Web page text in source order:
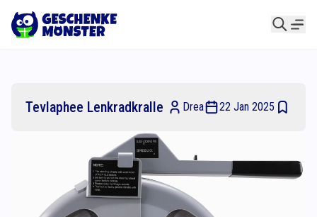
Tevlaphee Lenkradkralle Drea 22 Jan 2025